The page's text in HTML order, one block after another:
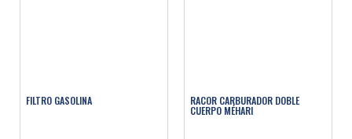
FILTRO GASOLINA RACOR CARBURADOR DOBLE
CUERPO MÉHARI